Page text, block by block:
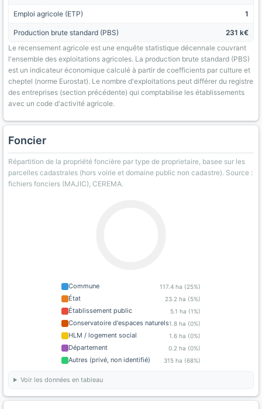
Emploi agricole (ETP) 1
Production brute standard (PBS)
231 k€
Le recensement agricole est une enquête statistique décennale couvrant
l'ensemble des exploitations agricoles. La production brute standard (PBS)
est un indicateur économique calculé à partir de coefficients par culture et
cheptel (norme Eurostat). Le nombre d'exploitations peut différer du registre
des entreprises (section précédente) qui comptabilise les établissements
avec un code d'activité agricole.
Foncier
Répartition de la propriété foncière par type de proprietaire, basee sur les
parcelles cadastrales (hors voirie et domaine public non cadastre). Source :
fichiers fonciers (MAJIC), CEREMA.
Commune 117.4 ha (25%)
État 23.2 ha (5%)
Établissement public 5.1 ha (1%)
Conservatoire d'espaces naturels1.8 ha (0%)
HLM / logement social 1.6 ha (0%)
Département 0.2 ha (0%)
Autres (privé, non identifié) 315 ha (68%)
Voir les données en tableau